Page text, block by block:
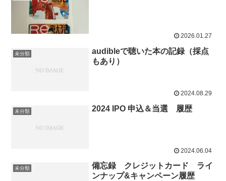
2026.01.27
未分類
audibleで聴いた本の記録（採点
もあり）
2024.08.29
未分類 2024 IPO 申込＆当選 履歴
2024.06.04
未分類
備忘録 クレジットカード ライ
ンナップ&キャンペーン履歴